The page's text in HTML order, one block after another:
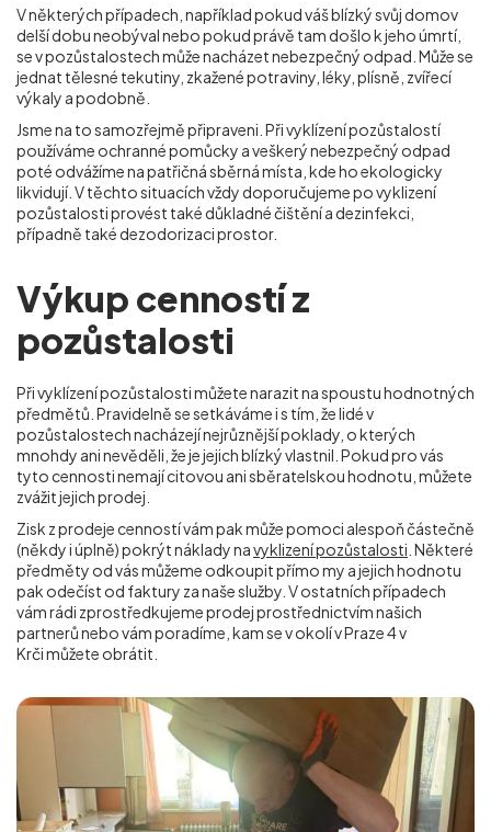
V některých případech, například pokud váš blízký svůj domov
delší dobu neobýval nebo pokud právě tam došlo k jeho úmrtí,
se v pozůstalostech může nacházet nebezpečný odpad. Může se
jednat tělesné tekutiny, zkažené potraviny, léky, plísně, zvířecí
výkaly a podobně.
Jsme na to samozřejmě připraveni. Při vyklízení pozůstalostí
používáme ochranné pomůcky a veškerý nebezpečný odpad
poté odvážíme na patřičná sběrná místa, kde ho ekologicky
likvidují. V těchto situacích vždy doporučujeme po vyklizení
pozůstalosti provést také důkladné čištění a dezinfekci,
případně také dezodorizaci prostor.
Výkup cenností z
pozůstalosti
Při vyklízení pozůstalosti můžete narazit na spoustu hodnotných
předmětů. Pravidelně se setkáváme i s tím, že lidé v
pozůstalostech nacházejí nejrůznější poklady, o kterých
mnohdy ani nevěděli, že je jejich blízký vlastnil. Pokud pro vás
tyto cennosti nemají citovou ani sběratelskou hodnotu, můžete
zvážit jejich prodej.
Zisk z prodeje cenností vám pak může pomoci alespoň částečně
(někdy i úplně) pokrýt náklady navyklizení pozůstalosti . Některé
předměty od vás můžeme odkoupit přímo my a jejich hodnotu
pak odečíst od faktury za naše služby. V ostatních případech
vám rádi zprostředkujeme prodej prostřednictvím našich
partnerů nebo vám poradíme, kam se v okolí v Praze 4 v
Krčimůžete obrátit.